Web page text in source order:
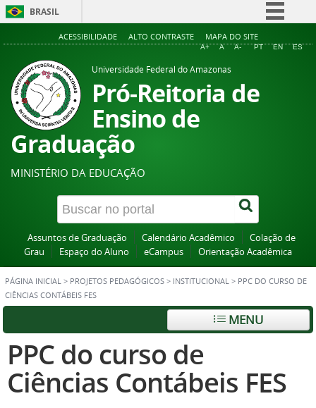
BRASIL
Simplifique!
Acesso à informação
ACESSIBILIDADE ALTO CONTRASTE MAPA DO SITE
A+ A A- PT EN ES
Universidade Federal do Amazonas
Pró-Reitoria de
Ensino de
Graduação
MINISTÉRIO DA EDUCAÇÃO
Assuntos de Graduação Calendário Acadêmico
Colação de
Grau
Espaço do Aluno eCampus Orientação Acadêmica
PÁGINA INICIAL > PROJETOS PEDAGÓGICOS > INSTITUCIONAL > PPC DO CURSO DE
CIÊNCIAS CONTÁBEIS FES
MENU
PPC do curso de
Ciências Contábeis FES